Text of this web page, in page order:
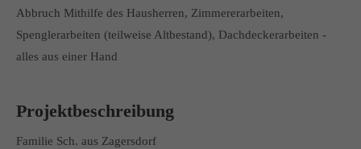
Abbruch Mithilfe des Hausherren, Zimmererarbeiten,
Spenglerarbeiten (teilweise Altbestand), Dachdeckerarbeiten -
alles aus einer Hand
Projektbeschreibung
Familie Sch. aus Zagersdorf